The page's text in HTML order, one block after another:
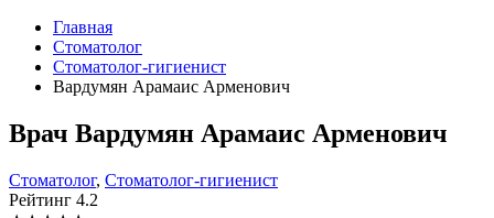
Главная
Стоматолог
Стоматолог-гигиенист
Вардумян Арамаис Арменович
Врач Вардумян Арамаис Арменович
Стоматолог, Стоматолог-гигиенист
Рейтинг 4.2